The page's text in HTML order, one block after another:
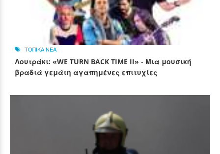
ΤΟΠΙΚΑ ΝΕΑ
Λουτράκι: «WE TURN BACK TIME II» - Μια μουσική
βραδιά γεμάτη αγαπημένες επιτυχίες